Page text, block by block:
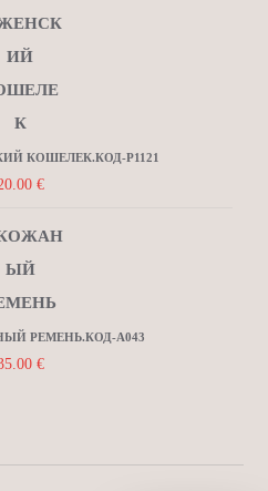
КОШЕЛЕК.КОД-P1121
€
РЕМЕНЬ.КОД-Α043
€